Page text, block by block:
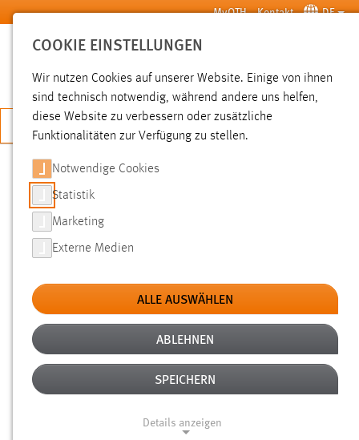
Zum Hauptinhalt springen MyOTH Kontakt DE
SUCHE
JETZT BEWERBEN
Hochschule Aktuelles Pressemeldungen
500 JAHRE BAYERISCHES
REINHEITSGEBOT:
SOMMERAKADEMIE DES
STUDIENGANGS
PATENTINGENIEURWESEN
14.06.2016
Samstag, 02.07.2016, 09.00–15.00 Uhr|OTH in
Amberg, Siemens Innovatorium
COOKIE EINSTELLUNGEN
Wir nutzen Cookies auf unserer Website. Einige von ihnen
sind technisch notwendig, während andere uns helfen,
diese Website zu verbessern oder zusätzliche
Funktionalitäten zur Verfügung zu stellen.
Notwendige Cookies
Statistik
Marketing
Externe Medien
ALLE AUSWÄHLEN
ABLEHNEN
SPEICHERN
Details anzeigen